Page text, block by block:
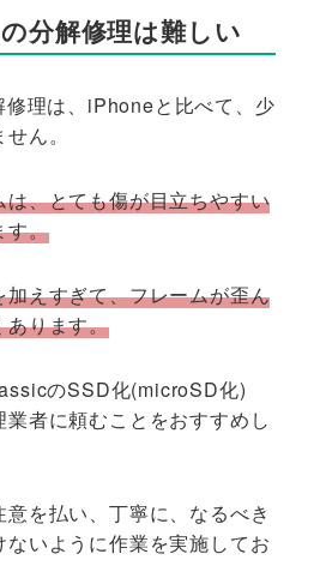
分解修理は難しい
理は、iPhoneと比べて、少
ん。
、とても傷が目立ちやすい
す。
えすぎて、フレームが歪ん
あります。
のSSD化(microSD化)
者に頼むことをおすすめし
を払い、丁寧に、なるべき
いように作業を実施してお